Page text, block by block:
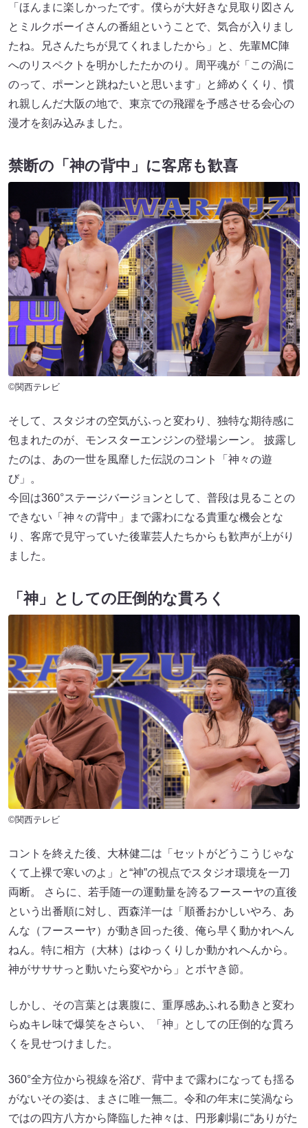
「ほんまに楽しかったです。僕らが大好きな見取り図さん
とミルクボーイさんの番組ということで、気合が入りまし
たね。兄さんたちが見てくれましたから」と、先輩MC陣
へのリスペクトを明かしたたかのり。周平魂が「この渦に
のって、ポーンと跳ねたいと思います」と締めくくり、慣
れ親しんだ大阪の地で、東京での飛躍を予感させる会心の
漫才を刻み込みました。
禁断の「神の背中」に客席も歓喜
©関西テレビ
そして、スタジオの空気がふっと変わり、独特な期待感に
包まれたのが、モンスターエンジンの登場シーン。 披露し
たのは、あの一世を風靡した伝説のコント「神々の遊
び」。
今回は360°ステージバージョンとして、普段は見ることの
できない「神々の背中」まで露わになる貴重な機会とな
り、客席で見守っていた後輩芸人たちからも歓声が上がり
ました。
「神」としての圧倒的な貫ろく
©関西テレビ
コントを終えた後、大林健二は「セットがどうこうじゃな
くて上裸で寒いのよ」と“神”の視点でスタジオ環境を一刀
両断。 さらに、若手随一の運動量を誇るフースーヤの直後
という出番順に対し、西森洋一は「順番おかしいやろ、あ
んな（フースーヤ）が動き回った後、俺ら早く動かれへん
ねん。特に相方（大林）はゆっくりしか動かれへんから。
神がサササっと動いたら変やから」とボヤき節。
しかし、その言葉とは裏腹に、重厚感あふれる動きと変わ
らぬキレ味で爆笑をさらい、「神」としての圧倒的な貫ろ
くを見せつけました。
360°全方位から視線を浴び、背中まで露わになっても揺る
がないその姿は、まさに唯一無二。令和の年末に笑渦なら
ではの四方八方から降臨した神々は、円形劇場に“ありがた